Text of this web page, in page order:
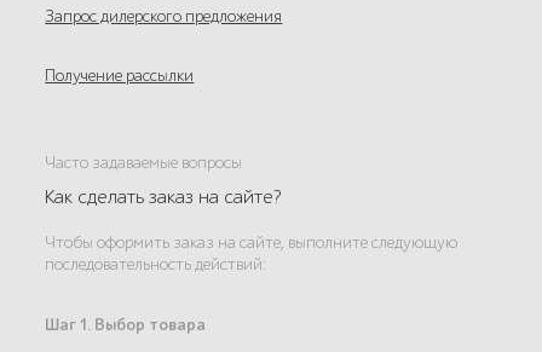
Запрос дилерского предложения
Получение рассылки
Часто задаваемые вопросы
Как сделать заказ на сайте?
Чтобы оформить заказ на сайте, выполните следующую
последовательность действий:
Шаг 1. Выбор товара